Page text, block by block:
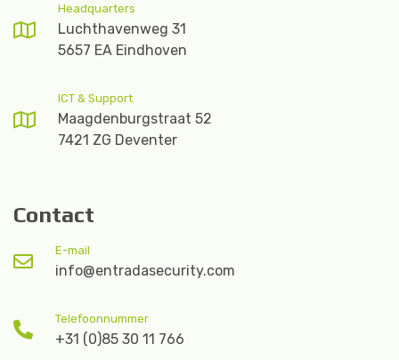
Headquarters
Luchthavenweg 31
5657 EA Eindhoven
ICT & Support
Maagdenburgstraat 52
7421 ZG Deventer
Contact
E-mail
info@entradasecurity.com
Telefoonnummer
+31 (0)85 30 11 766